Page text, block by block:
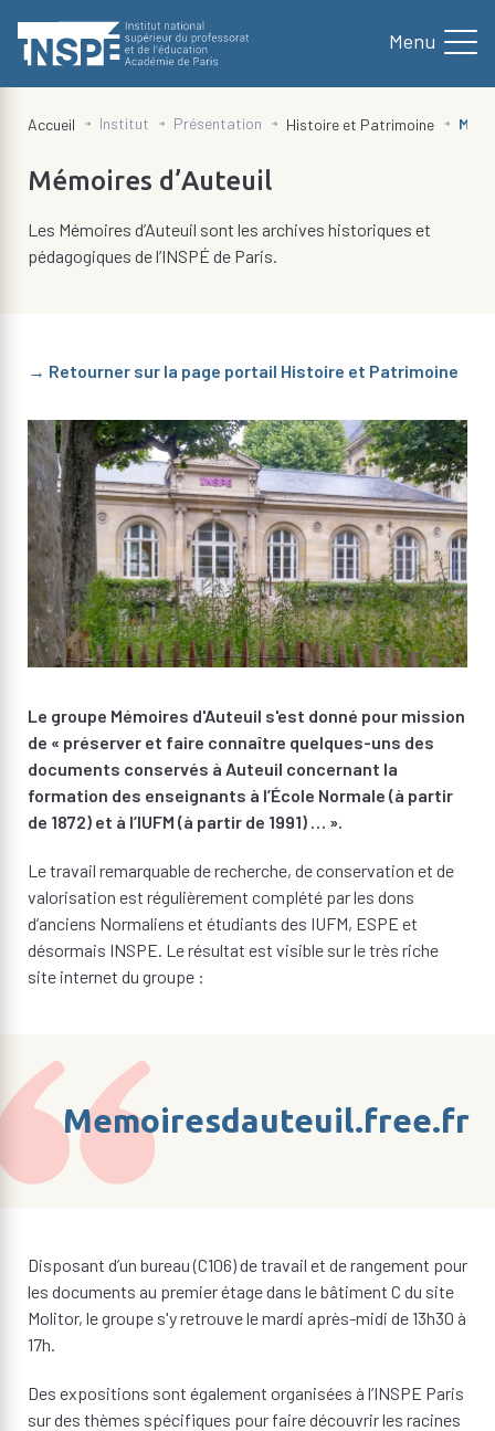
contenu
principal
d'Ariane
Accueil Institut Présentation Histoire et Patrimoine
Mémoires d’Auteuil
Les Mémoires d’Auteuil sont les archives historiques et
pédagogiques de l’INSPÉ de Paris.
→ Retourner sur la page portail Histoire et Patrimoine
Le groupe Mémoires d'Auteuil s'est donné pour mission
de « préserver et faire connaître quelques-uns des
documents conservés à Auteuil concernant la
formation des enseignants à l’École Normale (à partir
de 1872) et à l’IUFM (à partir de 1991) … ».
Le travail remarquable de recherche, de conservation et de
valorisation est régulièrement complété par les dons
d’anciens Normaliens et étudiants des IUFM, ESPE et
désormais INSPE. Le résultat est visible sur le très riche
site internet du groupe :
Memoiresdauteuil.free.fr
Disposant d’un bureau (C106) de travail et de rangement pour
les documents au premier étage dans le bâtiment C du site
Molitor, le groupe s'y retrouve le mardi après-midi de 13h30 à
17h.
Des expositions sont également organisées à l’INSPE Paris
sur des thèmes spécifiques pour faire découvrir les racines